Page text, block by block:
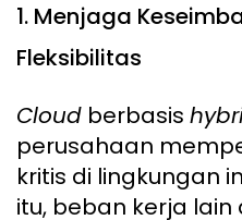
1. Menjaga
Fleksibilitas
Cloud berbasis
perusahaan
kritis di lingkungan
itu, beban kerja